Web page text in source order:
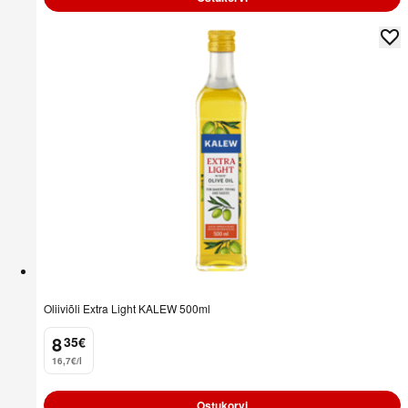
Oliiviõli Extra Light KALEW 500ml
8
. 35€
16,7€/l